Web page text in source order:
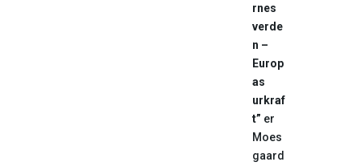
rnes
verde
n –
Europ
as
urkraf
t” er
Moes
gaard